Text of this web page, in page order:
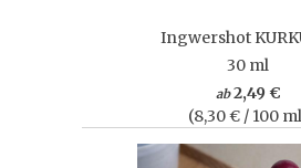
Ingwershot
30 ml
ab 2,49 €
(8,30 € / 100